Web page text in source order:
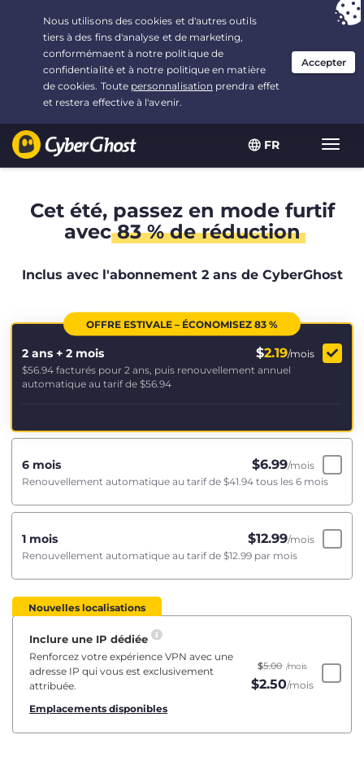
FR
Vous avez opté pour :L'offre la plus avantageuse
2.1666666666667 ans à $2.19/mois
Cet été, passez en mode furtif
avec83 % de réduction
Inclus avec l'abonnement 2 ans de CyberGhost
OFFRE ESTIVALE – ÉCONOMISEZ 83 %
2 ans + 2 mois $2.19/mois
$56.94 facturés pour 2 ans, puis renouvellement annuel
automatique au tarif de $56.94
6 mois $6.99/mois
Renouvellement automatique au tarif de $41.94 tous les 6 mois
1 mois $12.99/mois
Renouvellement automatique au tarif de $12.99 par mois
Nouvelles localisations
Inclure une IP dédiée
Renforcez votre expérience VPN avec une
adresse IP qui vous est exclusivement
attribuée.
Emplacements disponibles
$5.00 /mois
$2.50/mois